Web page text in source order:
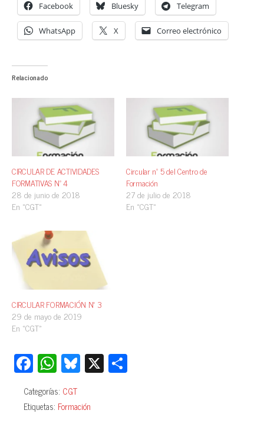
Facebook Bluesky Telegram
WhatsApp X Correo electrónico
Relacionado
CIRCULAR DE ACTIVIDADES
FORMATIVAS Nº 4
28 de junio de 2018
En «CGT»
Circular nº 5 del Centro de
Formación
27 de julio de 2018
En «CGT»
CIRCULAR FORMACIÓN Nº 3
29 de mayo de 2019
En «CGT»
Fa
ce
bo
ok
W
ha
ts
A
Bl
ue
sk
y
X
Categorías: CGT
Etiquetas: Formación